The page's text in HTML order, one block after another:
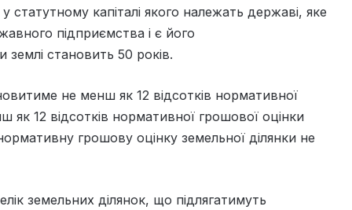
статутному капіталі якого належать державі, яке
підприємства і є його
становить 50 років.
не менш як 12 відсотків нормативної
як 12 відсотків нормативної грошової оцінки
грошову оцінку земельної ділянки не
земельних ділянок, що підлягатимуть